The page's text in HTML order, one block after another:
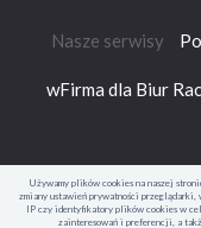
Nasze serwisy
wFirma dla Biur
Używamy plików cookies na naszej
zmiany ustawień prywatności przeglądarki,
IP czy identyfikatory plików cookies w
zainteresowań i preferencji, a